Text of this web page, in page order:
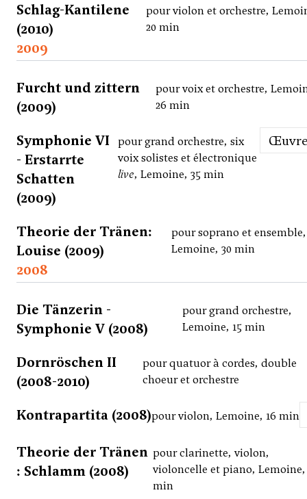
Schlag-Kantilene
(2010)
pour violon et orchestre,
20 min
2009
Furcht und zittern
(2009)
pour voix et orchestre,
26 min
Symphonie VI
- Erstarrte
Schatten
(2009)
pour grand orchestre, six
voix solistes et électronique
live, Lemoine, 35 min
Theorie der Tränen:
Louise (2009)
pour soprano et ensemble,
Lemoine, 30 min
2008
Die Tänzerin -
Symphonie V (2008)
pour grand orchestre,
Lemoine, 15 min
Dornröschen II
(2008-2010)
pour quatuor à cordes, double
choeur et orchestre
Kontrapartita (2008)pour violon, Lemoine, 16 min
Theorie der Tränen
: Schlamm (2008)
pour clarinette, violon,
violoncelle et piano, Lemoine,
min